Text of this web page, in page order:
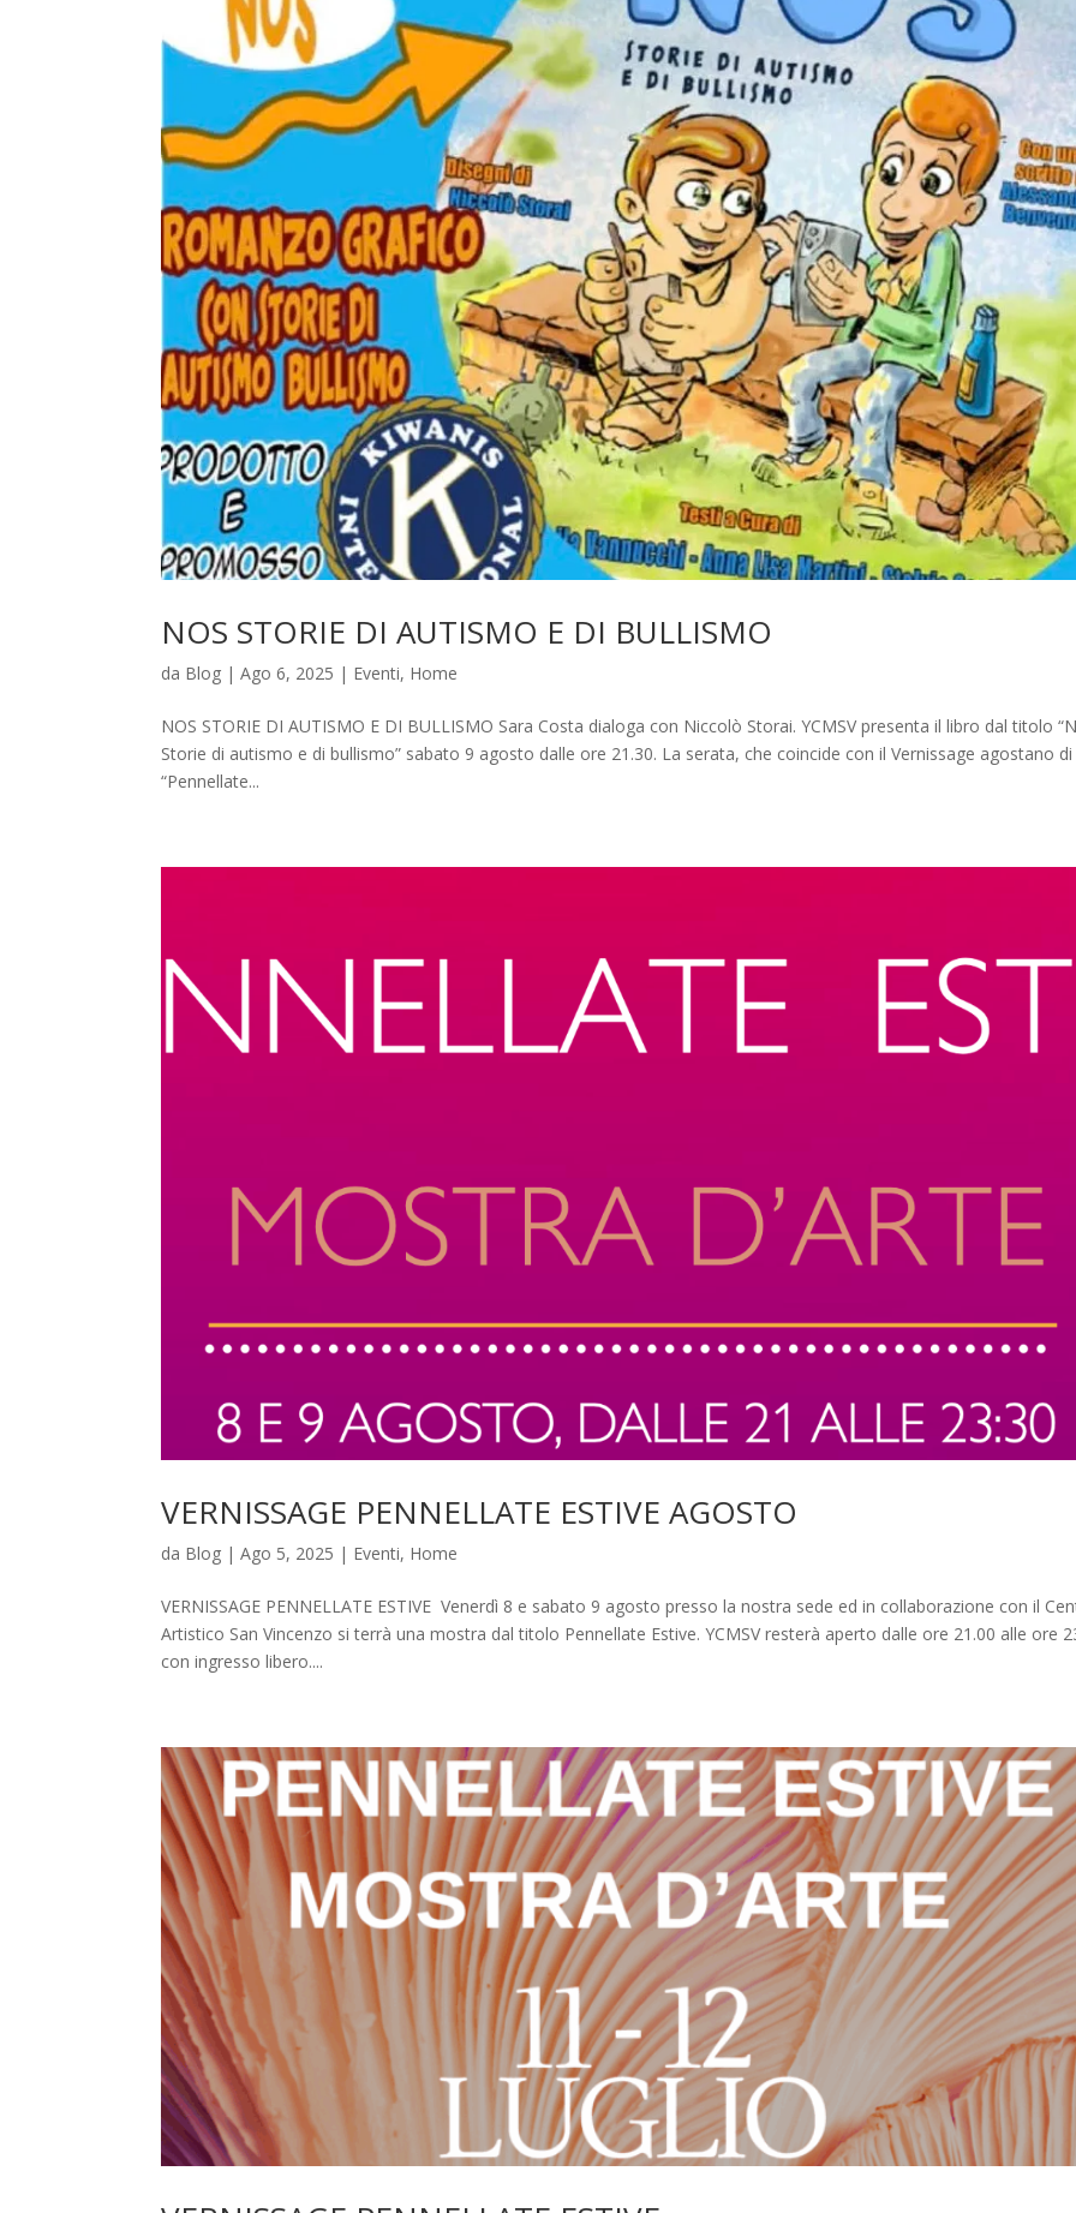
NOS STORIE DI AUTISMO E DI BULLISMO
da Blog |Ago 6, 2025 | Eventi, Home
NOS STORIE DI AUTISMO E DI BULLISMO Sara Costa dialoga con Niccolò Storai. YCMSV presenta il libro dal titolo
Storie di autismo e di bullismo” sabato 9 agosto dalle ore 21.30. La serata, che coincide con il Vernissage agostano di
“Pennellate...
VERNISSAGE PENNELLATE ESTIVE AGOSTO
da Blog |Ago 5, 2025 | Eventi, Home
VERNISSAGE PENNELLATE ESTIVE Venerdì 8 e sabato 9 agosto presso la nostra sede ed in collaborazione con il
Artistico San Vincenzo si terrà una mostra dal titolo Pennellate Estive. YCMSV resterà aperto dalle ore 21.00 alle ore
con ingresso libero....